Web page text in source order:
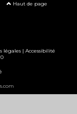
Haut de page
légales| Accessibilité